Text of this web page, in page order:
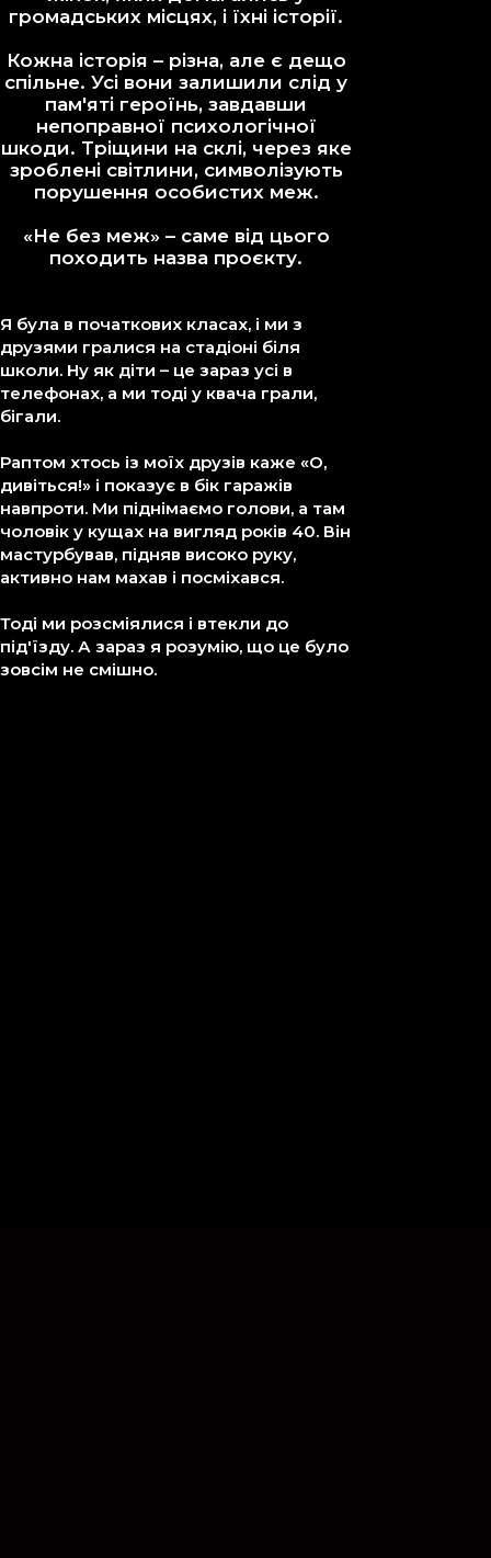
громадських місцях, і їхні історії.
Кожна історія – різна, але є дещо
спільне. Усі вони залишили слід у
пам'яті героїнь, завдавши
непоправної психологічної
шкоди. Тріщини на склі, через яке
зроблені світлини, символізують
порушення особистих меж.
«Не без меж» – саме від цього
походить назва проєкту.
Я була в початкових класах, і ми з
друзями гралися на стадіоні біля
школи. Ну як діти – це зараз усі в
телефонах, а ми тоді у квача грали,
бігали.
Раптом хтось із моїх друзів каже «О,
дивіться!» і показує в бік гаражів
навпроти. Ми піднімаємо голови, а там
чоловік у кущах на вигляд років 40. Він
мастурбував, підняв високо руку,
активно нам махав і посміхався.
Тоді ми розсміялися і втекли до
під'їзду. А зараз я розумію, що це було
зовсім не смішно.